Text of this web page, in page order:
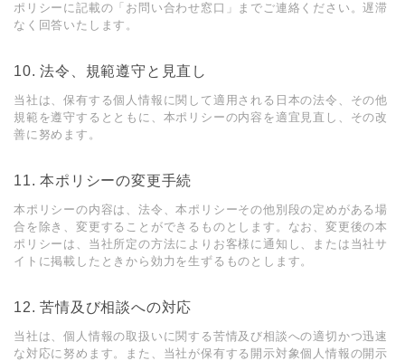
ポリシーに記載の「お問い合わせ窓⼝」までご連絡ください。遅滞
なく回答いたします。
10. 法令、規範遵守と⾒直し
当社は、保有する個⼈情報に関して適⽤される⽇本の法令、その他
規範を遵守するとともに、本ポリシーの内容を適宜⾒直し、その改
善に努めます。
11. 本ポリシーの変更⼿続
本ポリシーの内容は、法令、本ポリシーその他別段の定めがある場
合を除き、変更することができるものとします。なお、変更後の本
ポリシーは、当社所定の⽅法によりお客様に通知し、または当社サ
イトに掲載したときから効⼒を⽣ずるものとします。
12. 苦情及び相談への対応
当社は、個⼈情報の取扱いに関する苦情及び相談への適切かつ迅速
な対応に努めます。また、当社が保有する開⽰対象個⼈情報の開⽰